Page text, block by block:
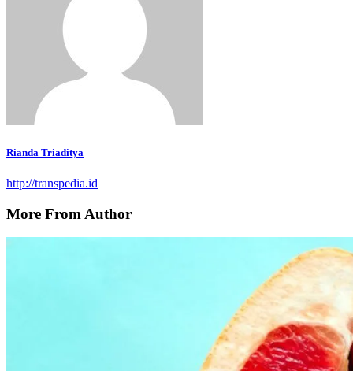
Rianda Triaditya
http://transpedia.id
More From Author